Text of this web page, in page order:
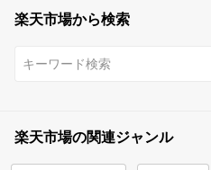
楽天市場から検索
楽天市場の関連ジャンル